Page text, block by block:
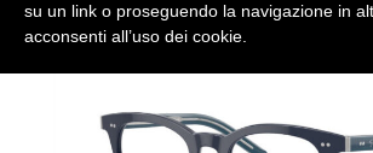
su un link o proseguendo la navigazione in
acconsenti all’uso dei cookie.